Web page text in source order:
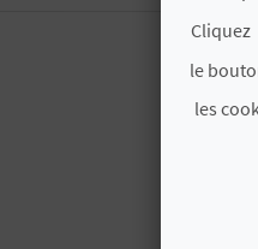
Cliquez
le
les